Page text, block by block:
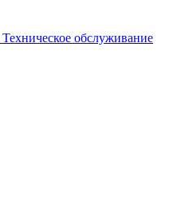
Техническое обслуживание